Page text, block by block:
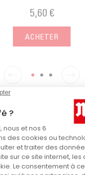
5,60 €
ACHETER
ce qu’il vous faut
UN CAFÉ
QUALITÉ